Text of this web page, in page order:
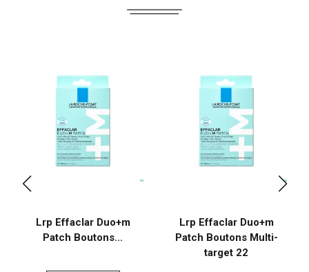
Lrp Effaclar Duo+m
Patch Boutons...
Lrp Effaclar Duo+m
Patch Boutons Multi-
target 22